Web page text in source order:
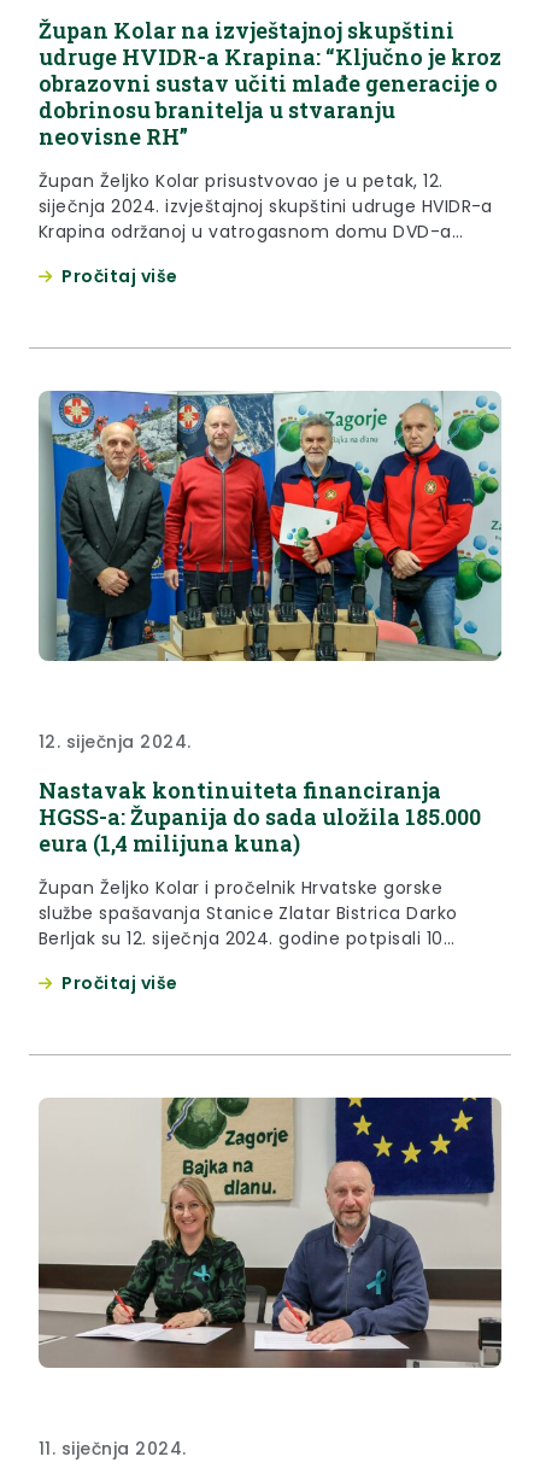
Župan Kolar na izvještajnoj skupštini
udruge HVIDR-a Krapina: “Ključno je kroz
obrazovni sustav učiti mlađe generacije o
dobrinosu branitelja u stvaranju
neovisne RH”
Župan Željko Kolar prisustvovao je u petak, 12.
siječnja 2024. izvještajnoj skupštini udruge HVIDR-a
Krapina održanoj u vatrogasnom domu DVD-a
poručio da brinu o sebi i svom zdravlju jer na taj
Pročitaj više
12. siječnja 2024.
Nastavak kontinuiteta financiranja
HGSS-a: Županija do sada uložila 185.000
eura (1,4 milijuna kuna)
Župan Željko Kolar i pročelnik Hrvatske gorske
službe spašavanja Stanice Zlatar Bistrica Darko
Berljak su 12. siječnja 2024. godine potpisali 10
financijskih sredstava Krapinsko-zagorske županije
Pročitaj više
11. siječnja 2024.